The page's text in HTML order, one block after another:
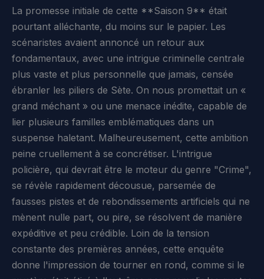
La promesse initiale de cette **Saison 9** était
pourtant alléchante, du moins sur le papier. Les
scénaristes avaient annoncé un retour aux
fondamentaux, avec une intrigue criminelle centrale
plus vaste et plus personnelle que jamais, censée
ébranler les piliers de Sète. On nous promettait un «
grand méchant » ou une menace inédite, capable de
lier plusieurs familles emblématiques dans un
suspense haletant. Malheureusement, cette ambition
peine cruellement à se concrétiser. L'intrigue
policière, qui devrait être le moteur du genre "Crime",
se révèle rapidement décousue, parsemée de
fausses pistes et de rebondissements artificiels qui ne
mènent nulle part, ou pire, se résolvent de manière
expéditive et peu crédible. Loin de la tension
constante des premières années, cette enquête
donne l'impression de tourner en rond, comme si le